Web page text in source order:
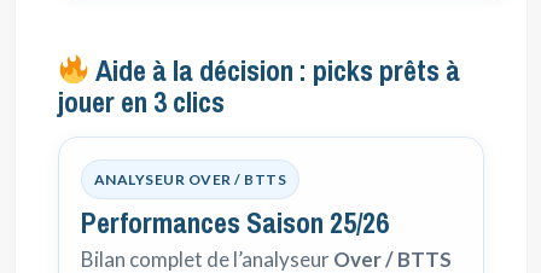
Aide à la décision : picks prêts à
jouer en 3 clics
ANALYSEUR OVER / BTTS
Performances Saison 25/26
Bilan complet de l’analyseurOver / BTTS